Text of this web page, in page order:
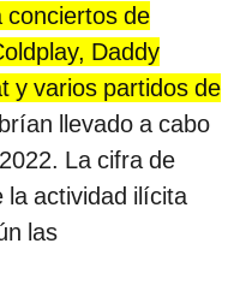
conciertos de
Daddy
y varios partidos de
llevado a cabo
La cifra de
la actividad ilícita
las